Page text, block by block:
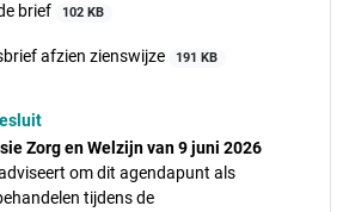
brief
102 KB
afzien zienswijze 191 KB
Zorg en Welzijn van 9 juni 2026
om dit agendapunt als
tijdens de